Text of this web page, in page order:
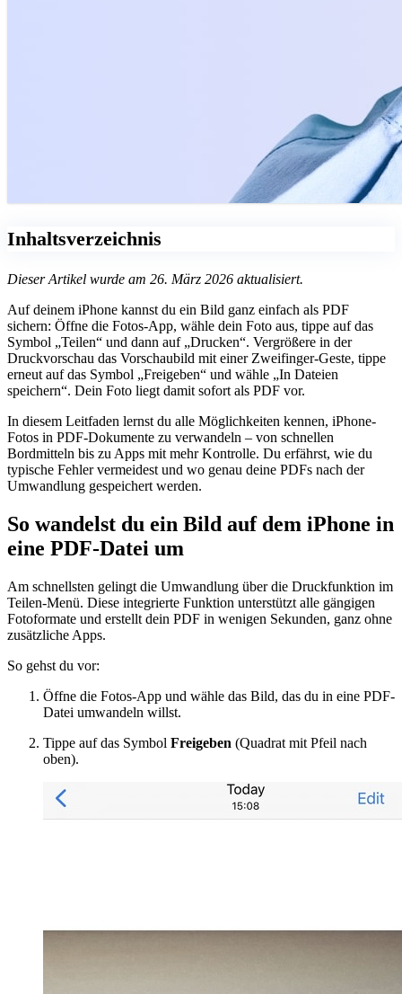
Inhaltsverzeichnis
Dieser Artikel wurde am 26. März 2026 aktualisiert.
Auf deinem iPhone kannst du ein Bild ganz einfach als PDF
sichern: Öffne die Fotos-App, wähle dein Foto aus, tippe auf das
Symbol „Teilen“ und dann auf „Drucken“. Vergrößere in der
Druckvorschau das Vorschaubild mit einer Zweifinger-Geste, tippe
erneut auf das Symbol „Freigeben“ und wähle „In Dateien
speichern“. Dein Foto liegt damit sofort als PDF vor.
In diesem Leitfaden lernst du alle Möglichkeiten kennen, iPhone-
Fotos in PDF-Dokumente zu verwandeln – von schnellen
Bordmitteln bis zu Apps mit mehr Kontrolle. Du erfährst, wie du
typische Fehler vermeidest und wo genau deine PDFs nach der
Umwandlung gespeichert werden.
So wandelst du ein Bild auf dem iPhone in
eine PDF-Datei um
Am schnellsten gelingt die Umwandlung über die Druckfunktion im
Teilen-Menü. Diese integrierte Funktion unterstützt alle gängigen
Fotoformate und erstellt dein PDF in wenigen Sekunden, ganz ohne
zusätzliche Apps.
So gehst du vor:
Öffne die Fotos-App und wähle das Bild, das du in eine PDF-
Datei umwandeln willst.
Tippe auf das Symbol Freigeben (Quadrat mit Pfeil nach
oben).